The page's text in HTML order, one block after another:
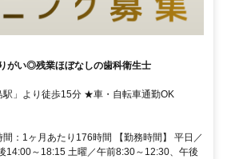
がい◎残業ほぼなしの歯科衛生士
駅」より徒歩15分 ★車・自転車通勤OK
：1ヶ月あたり176時間 【勤務時間】 平日／
14:00～18:15 土曜／午前8:30～12:30、午後